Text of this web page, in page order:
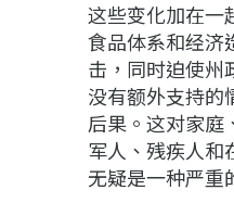
这些变化加在一
食品体系和经济
击，同时迫使州
没有额外支持的
后果。这对家庭
军人、残疾人和
无疑是一种严重